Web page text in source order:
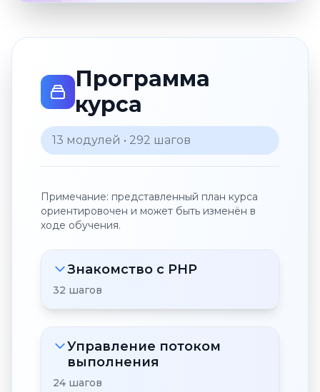
Программа
курса
13 модулей • 292 шагов
Примечание: представленный план курса
ориентировочен и может быть изменён в
ходе обучения.
Знакомство с PHP
32 шагов
Управление потоком
выполнения
24 шагов